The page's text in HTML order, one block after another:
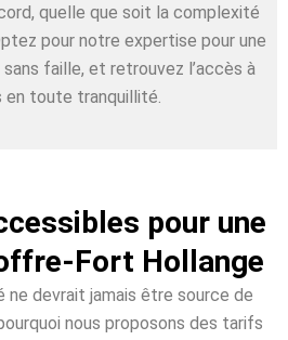
quelle que soit la complexité
pour notre expertise pour une
faille, et retrouvez l’accès à
en toute tranquillité.
pour une
Fort Hollange
devrait jamais être source de
nous proposons des tarifs